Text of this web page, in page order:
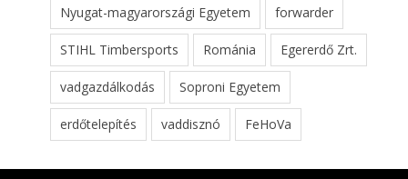
Nyugat-magyarországi Egyetem forwarder
STIHL Timbersports Románia Egererdő Zrt.
vadgazdálkodás Soproni Egyetem
erdőtelepítés vaddisznó FeHoVa